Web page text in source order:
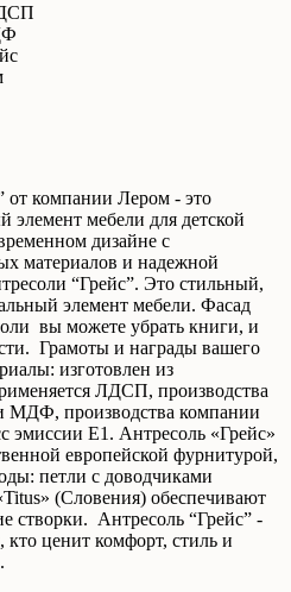
от компании Лером - это
мебели для детской
дизайне с
материалов и надежной
“Грейс”. Это стильный,
элемент мебели. Фасад
вы можете убрать книги, и
Грамоты и награды вашего
изготовлен из
ЛДСП, производства
МДФ, производства компании
эмиссии Е1. Антресоль «Грейс»
европейской фурнитурой,
петли с доводчиками
(Словения) обеспечивают
створки. Антресоль “Грейс” -
ценит комфорт, стиль и